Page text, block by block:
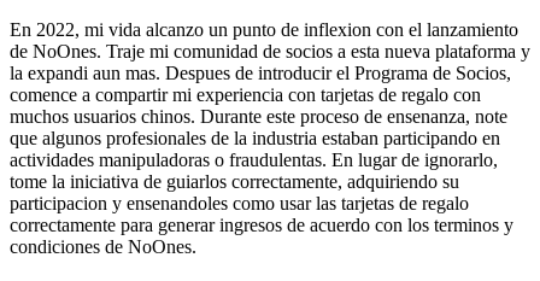
En 2022, mi vida alcanzo un punto de inflexion con el lanzamiento
de NoOnes. Traje mi comunidad de socios a esta nueva plataforma y
la expandi aun mas. Despues de introducir el Programa de Socios,
comence a compartir mi experiencia con tarjetas de regalo con
muchos usuarios chinos. Durante este proceso de ensenanza, note
que algunos profesionales de la industria estaban participando en
actividades manipuladoras o fraudulentas. En lugar de ignorarlo,
tome la iniciativa de guiarlos correctamente, adquiriendo su
participacion y ensenandoles como usar las tarjetas de regalo
correctamente para generar ingresos de acuerdo con los terminos y
condiciones de NoOnes.